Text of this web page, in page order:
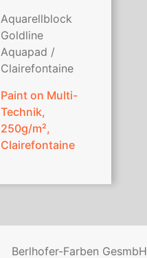
Aquarellblock
Goldline
Aquapad /
Clairefontaine
Paint on Multi-
Technik,
250g/m²,
Clairefontaine
Berlhofer-Farben GesmbH